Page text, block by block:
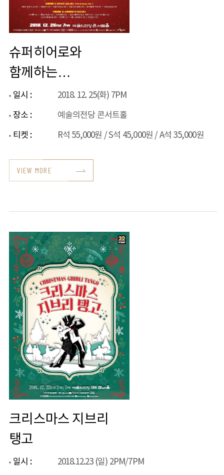
슈퍼히어로와
함께하는
크리스마스 콘서트
일시 :
2018. 12. 25(화) 7PM
장소 :
예술의전당 콘서트홀
티켓 :
R석 55,000원 / S석 45,000원 / A석 35,000원
VIEW MORE
크리스마스 지브리
탱고
일시 :
2018.12.23 (일) 2PM/7PM